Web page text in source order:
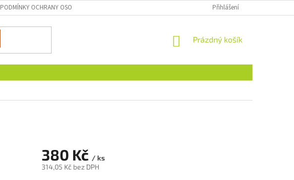
PODMÍNKY OCHRANY OSOBNÍCH ÚDAJŮ Přihlášení
NÁKUPNÍ
Prázdný košík
380 Kč / ks
314,05 Kč bez DPH